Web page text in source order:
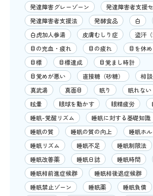
発達障害グレーゾーン
発達障害者支援
発達障害者支援法
発酵食品 白
白虎加人参湯
皮膚むしり症
盗汗
目の充血・疲れ
目の疲れ
目を休
目標
目標達成
目覚まし時計
目覚めが悪い
直接糖（砂糖）
相
真武湯
真面目 眠り 眠れない
眩暈
眼球を動かす 眼精疲労
睡眠-覚醒リズム
睡眠に対する基礎知識
睡眠の質
睡眠の質の向上
睡眠ホ
睡眠リズム
睡眠不足
睡眠制限法
睡眠改善薬
睡眠日誌 睡眠時間
睡眠相前進症候群
睡眠相後退症候群
睡眠禁止ゾーン
睡眠薬
睡眠負債